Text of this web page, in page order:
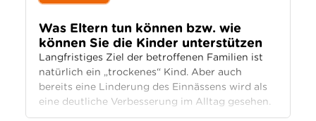
Was Eltern tun können bzw. wie
können Sie die Kinder unterstützen
Langfristiges Ziel der betroffenen Familien ist
natürlich ein „trockenes“ Kind. Aber auch
bereits eine Linderung des Einnässens wird als
eine deutliche Verbesserung im Alltag gesehen.